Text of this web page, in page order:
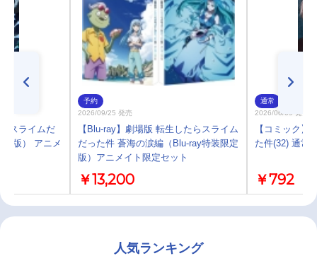
スライムだ
版） アニメ
予約
2026/09/25 発売
【Blu-ray】劇場版 転生したらスライム
だった件 蒼海の涙編（Blu-ray特装限定
版）アニメイト限定セット
￥13,200
通常
2026/06/09 発売
【コミック】
た件(32) 通常
￥792
人気ランキング